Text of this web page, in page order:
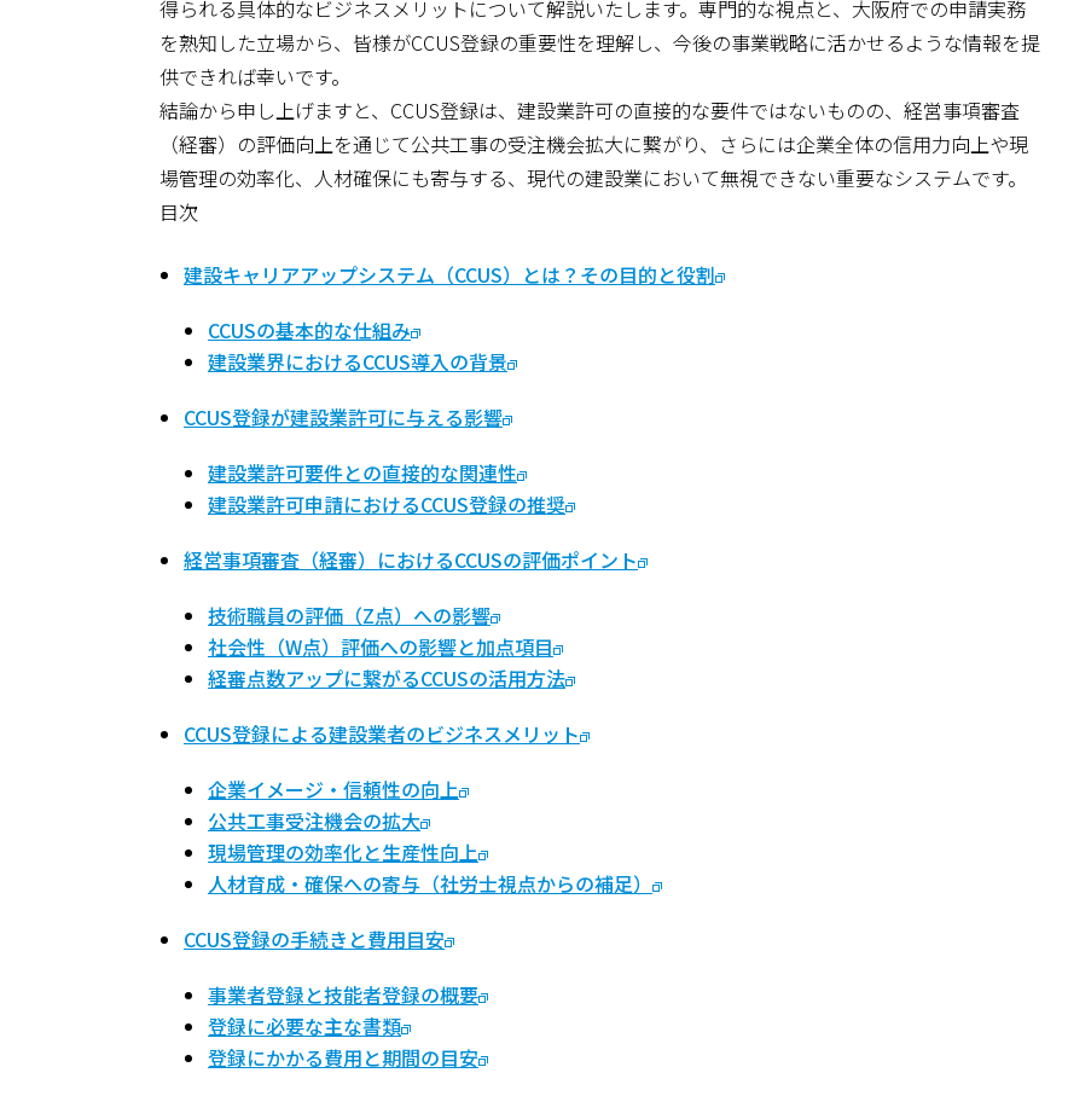
得られる具体的なビジネスメリットについて解説いたします。専門的な視点と、大阪府での申請実務
を熟知した立場から、皆様がCCUS登録の重要性を理解し、今後の事業戦略に活かせるような情報を提
供できれば幸いです。
結論から申し上げますと、CCUS登録は、建設業許可の直接的な要件ではないものの、経営事項審査
（経審）の評価向上を通じて公共工事の受注機会拡大に繋がり、さらには企業全体の信用力向上や現
場管理の効率化、人材確保にも寄与する、現代の建設業において無視できない重要なシステムです。
目次
建設キャリアアップシステム（CCUS）とは？その目的と役割
CCUSの基本的な仕組み
建設業界におけるCCUS導入の背景
CCUS登録が建設業許可に与える影響
建設業許可要件との直接的な関連性
建設業許可申請におけるCCUS登録の推奨
経営事項審査（経審）におけるCCUSの評価ポイント
技術職員の評価（Z点）への影響
社会性（W点）評価への影響と加点項目
経審点数アップに繋がるCCUSの活用方法
CCUS登録による建設業者のビジネスメリット
企業イメージ・信頼性の向上
公共工事受注機会の拡大
現場管理の効率化と生産性向上
人材育成・確保への寄与（社労士視点からの補足）
CCUS登録の手続きと費用目安
事業者登録と技能者登録の概要
登録に必要な主な書類
登録にかかる費用と期間の目安